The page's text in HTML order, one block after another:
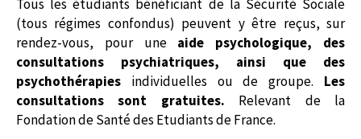
Tous les étudiants bénéficiant de la Sécurité Sociale
(tous régimes confondus) peuvent y être reçus, sur
rendez-vous, pour une aide psychologique, des
consultations psychiatriques, ainsi que des
psychothérapies individuelles ou de groupe. Les
consultations sont gratuites. Relevant de la
Fondation de Santé des Etudiants de France.